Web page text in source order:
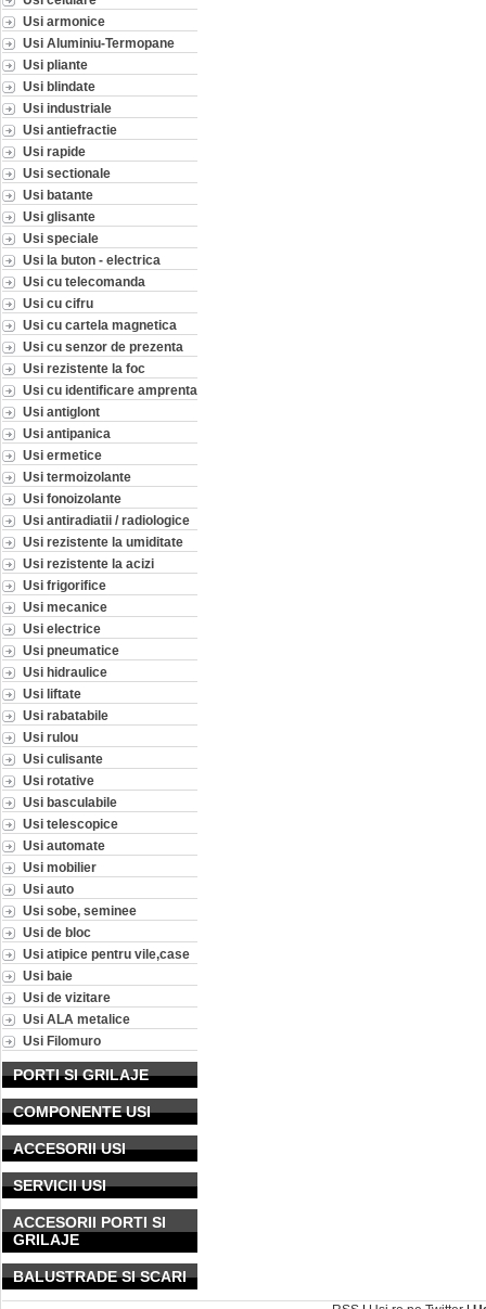
Usi armonice
Usi Aluminiu-Termopane
Usi pliante
Usi blindate
Usi industriale
Usi antiefractie
Usi rapide
Usi sectionale
Usi batante
Usi glisante
Usi speciale
Usi la buton - electrica
Usi cu telecomanda
Usi cu cifru
Usi cu cartela magnetica
Usi cu senzor de prezenta
Usi rezistente la foc
Usi cu identificare amprenta
Usi antiglont
Usi antipanica
Usi ermetice
Usi termoizolante
Usi fonoizolante
Usi antiradiatii / radiologice
Usi rezistente la umiditate
Usi rezistente la acizi
Usi frigorifice
Usi mecanice
Usi electrice
Usi pneumatice
Usi hidraulice
Usi liftate
Usi rabatabile
Usi rulou
Usi culisante
Usi rotative
Usi basculabile
Usi telescopice
Usi automate
Usi mobilier
Usi auto
Usi sobe, seminee
Usi de bloc
Usi atipice pentru vile,case
Usi baie
Usi de vizitare
Usi ALA metalice
Usi Filomuro
PORTI SI GRILAJE
COMPONENTE USI
ACCESORII USI
SERVICII USI
ACCESORII PORTI SI
GRILAJE
BALUSTRADE SI SCARI